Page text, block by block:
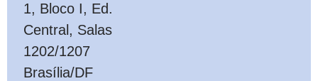
1, Bloco I, Ed.
Central, Salas
1202/1207
Brasília/DF